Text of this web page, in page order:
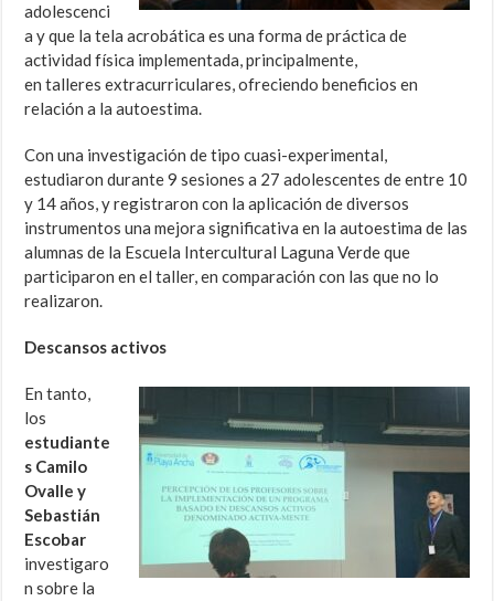
adolescenci
a y que la tela acrobática es una forma de práctica de
actividad física implementada, principalmente,
en talleres extracurriculares, ofreciendo beneficios en
relación a la autoestima.
Con una investigación de tipo cuasi-experimental,
estudiaron durante 9 sesiones a 27 adolescentes de entre 10
y 14 años, y registraron con la aplicación de diversos
instrumentos una mejora significativa en la autoestima de las
alumnas de la Escuela Intercultural Laguna Verde que
participaron en el taller, en comparación con las que no lo
realizaron.
Descansos activos
En tanto,
los
estudiante
s Camilo
Ovalle y
Sebastián
Escobar
investigaro
n sobre la